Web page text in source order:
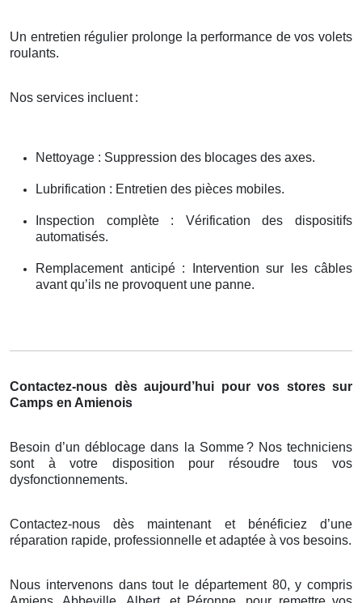
Un entretien régulier prolonge la performance de vos volets
roulants.
Nos services incluent :
Nettoyage : Suppression des blocages des axes.
Lubrification : Entretien des pièces mobiles.
Inspection complète : Vérification des dispositifs
automatisés.
Remplacement anticipé : Intervention sur les câbles
avant qu’ils ne provoquent une panne.
Contactez-nous dès aujourd’hui pour vos stores sur
Camps en Amienois
Besoin d’un déblocage dans la Somme? Nos techniciens
sont à votre disposition pour résoudre tous vos
dysfonctionnements.
Contactez-nous dès maintenant et bénéficiez d’une
réparation rapide, professionnelle et adaptée à vos besoins.
Nous intervenons dans tout le département 80, y compris